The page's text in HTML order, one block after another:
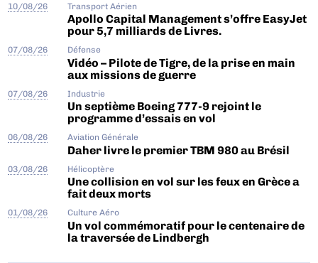
10/08/26 Transport Aérien
Apollo Capital Management s’offre EasyJet
pour 5,7 milliards de Livres.
07/08/26 Défense
Vidéo – Pilote de Tigre, de la prise en main
aux missions de guerre
07/08/26 Industrie
Un septième Boeing 777-9 rejoint le
programme d’essais en vol
06/08/26 Aviation Générale
Daher livre le premier TBM 980 au Brésil
03/08/26 Hélicoptère
Une collision en vol sur les feux en Grèce a
fait deux morts
01/08/26 Culture Aéro
Un vol commémoratif pour le centenaire de
la traversée de Lindbergh